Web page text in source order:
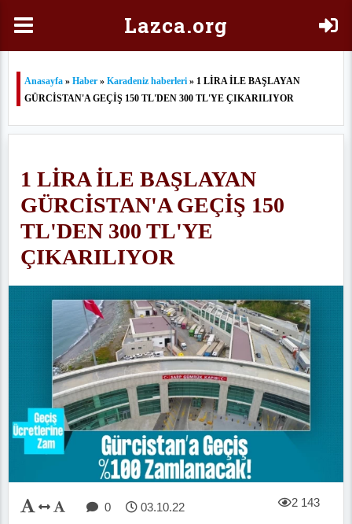
Lazca.org
Anasayfa » Haber » Karadeniz haberleri » 1 LİRA İLE BAŞLAYAN
GÜRCİSTAN'A GEÇİŞ 150 TL'DEN 300 TL'YE ÇIKARILIYOR
1 LİRA İLE BAŞLAYAN
GÜRCİSTAN'A GEÇİŞ 150
TL'DEN 300 TL'YE
ÇIKARILIYOR
0 03.10.22 2 143